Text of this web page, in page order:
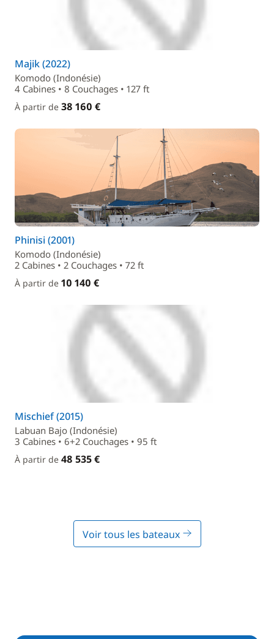
Majik (2022)
Komodo (Indonésie)
4 Cabines • 8 Couchages • 127 ft
À partir de 38 160 €
Phinisi (2001)
Komodo (Indonésie)
2 Cabines • 2 Couchages • 72 ft
À partir de 10 140 €
Mischief (2015)
Labuan Bajo (Indonésie)
3 Cabines • 6+2 Couchages • 95 ft
À partir de 48 535 €
Voir tous les bateaux